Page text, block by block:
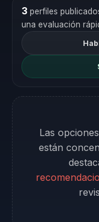
3perfiles
una evaluación
Las
están